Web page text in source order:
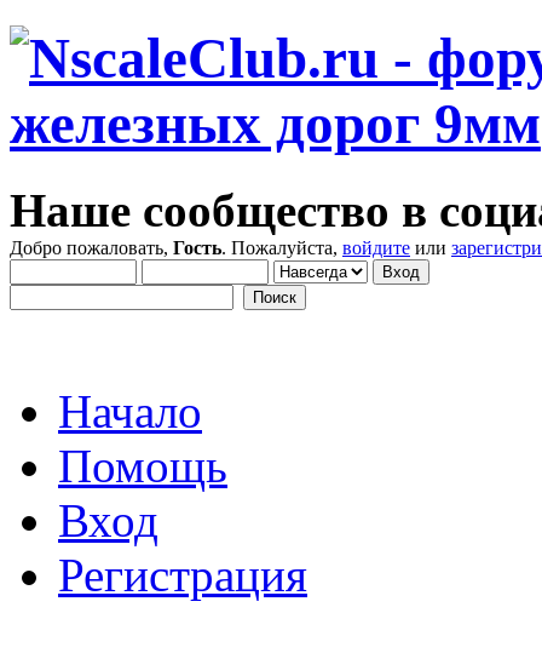
Наше сообщество в
Добро пожаловать, Гость. Пожалуйста, войдите или
Начало
Помощь
Вход
Регистрация